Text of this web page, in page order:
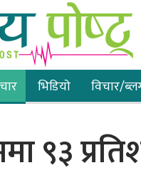
भिडियाे विचार/
९३